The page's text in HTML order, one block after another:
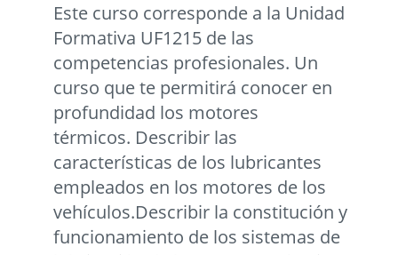
Este curso corresponde a la Unidad
Formativa UF1215 de las
competencias profesionales. Un
curso que te permitirá conocer en
profundidad los motores
térmicos. Describir las
características de los lubricantes
empleados en los motores de los
vehículos.Describir la constitución y
funcionamiento de los sistemas de